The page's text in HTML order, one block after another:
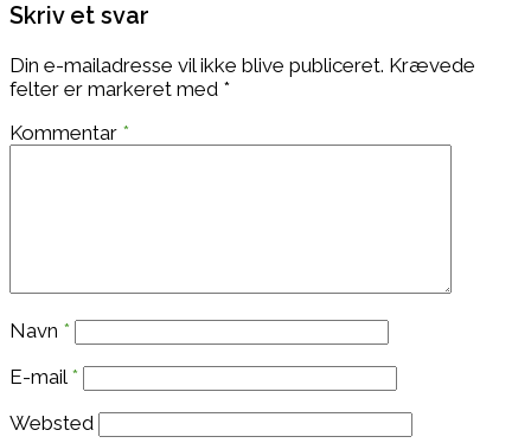
Skriv et svar
Din e-mailadresse vil ikke blive publiceret. Krævede
felter er markeret med *
Kommentar *
Navn *
E-mail *
Websted